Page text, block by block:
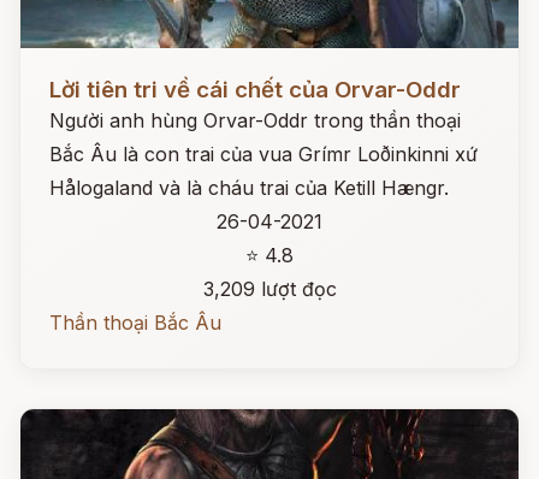
Lời tiên tri về cái chết của Orvar-Oddr
Người anh hùng Orvar-Oddr trong thần thoại
Bắc Âu là con trai của vua Grímr Loðinkinni xứ
Hålogaland và là cháu trai của Ketill Hængr.
26-04-2021
⭐ 4.8
3,209 lượt đọc
Thần thoại Bắc Âu